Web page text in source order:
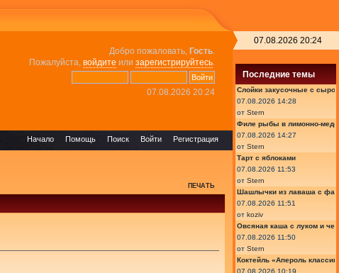
Добро пожаловать, Гость.
Пожалуйста, войдите или зарегистрируйтесь.
07.08.2026 20:24
Регистрация
Войти
Поиск
Помощь
Начало
ПЕЧАТЬ
07.08.2026 20:24
Последние темы
Слойки закусочные с
07.08.2026 14:28
от Stern
Филе рыбы в лимонно-
07.08.2026 14:27
от Stern
Тарт с яблоками
07.08.2026 11:53
от Stern
Шашлычки из лаваша с
07.08.2026 11:51
от koziv
Овсяная каша с луком и
07.08.2026 11:50
от Stern
Коктейль «Апероль
07.08.2026 10:19